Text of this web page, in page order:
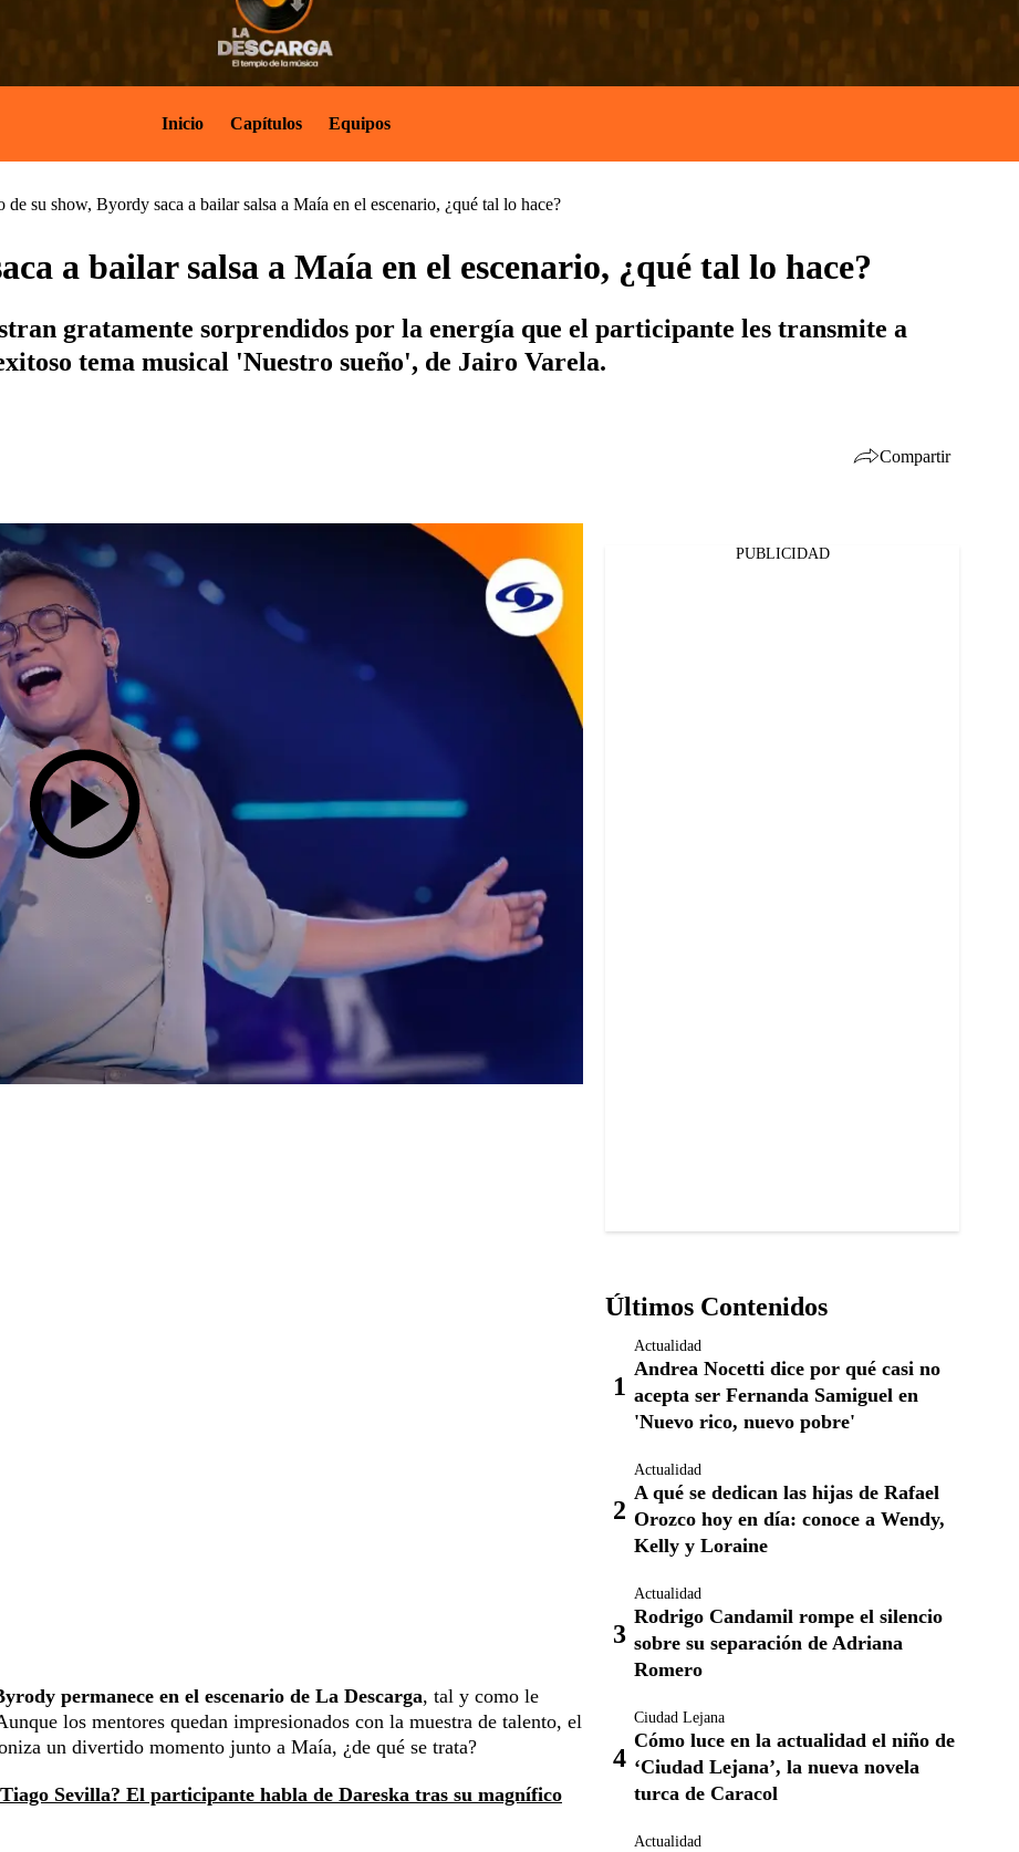
Inicio Capítulos Equipos
de su show, Byordy saca a bailar salsa a Maía en el escenario, ¿qué tal lo hace?
a bailar salsa a Maía en el escenario, ¿qué tal lo hace?
gratamente sorprendidos por la energía que el participante les transmite a
tema musical 'Nuestro sueño', de Jairo Varela.
Compartir
permanece en el escenario de La Descarga, tal y como le
los mentores quedan impresionados con la muestra de talento, el
un divertido momento junto a Maía, ¿de qué se trata?
Sevilla? El participante habla de Dareska tras su magnífico
PUBLICIDAD
Últimos Contenidos
Actualidad
Andrea Nocetti dice por qué casi no
acepta ser Fernanda Samiguel en
'Nuevo rico, nuevo pobre'
Actualidad
A qué se dedican las hijas de Rafael
Orozco hoy en día: conoce a Wendy,
Kelly y Loraine
Actualidad
Rodrigo Candamil rompe el silencio
sobre su separación de Adriana
Romero
Ciudad Lejana
Cómo luce en la actualidad el niño de
‘Ciudad Lejana’, la nueva novela
turca de Caracol
Actualidad